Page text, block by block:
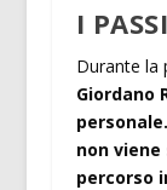
I
Durante la
Giordano
non
percorso